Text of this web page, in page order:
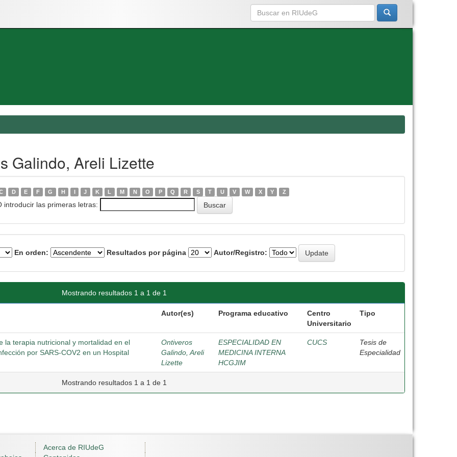
Galindo, Areli Lizette
D E F G H I J K L M N O P Q R S T U V W X Y Z
introducir las primeras letras:
En orden: Resultados por página Autor/Registro:
Mostrando resultados 1 a 1 de 1
Autor(es) Programa educativo
Centro
Universitario
Tipo
la terapia nutricional y mortalidad en el
por SARS-COV2 en un Hospital
Ontiveros
Galindo, Areli
Lizette
ESPECIALIDAD EN
MEDICINA INTERNA
HCGJIM
CUCS
Tesis de
Especialidad
Mostrando resultados 1 a 1 de 1
Acerca de RIUdeG